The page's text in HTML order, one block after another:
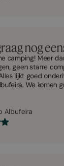
nog
camping! Meer
geen starre
lijkt goed
We komen
Albufeira